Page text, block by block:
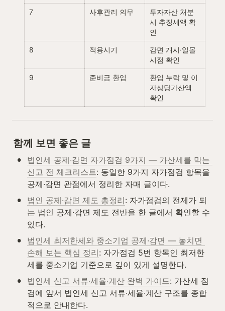
7 사후관리 의무
투자자산 처분
시 추징세액 확
인
8 적용시기
감면 개시·일몰
시점 확인
9 준비금 환입
환입 누락 및 이
자상당가산액
확인
함께 보면 좋은 글
•
법인세 공제·감면 자가점검 9가지 — 가산세를 막는
신고 전 체크리스트: 동일한 9가지 자가점검 항목을
공제·감면 관점에서 정리한 자매 글이다.
• 법인 공제·감면 제도 총정리: 자가점검의 전제가 되
는 법인 공제·감면 제도 전반을 한 글에서 확인할 수
있다.
•
법인세 최저한세와 중소기업 공제·감면 — 놓치면
손해 보는 핵심 정리: 자가점검 5번 항목인 최저한
세를 중소기업 기준으로 깊이 있게 설명한다.
• 법인세 신고 서류·세율·계산 완벽 가이드: 가산세 점
검에 앞서 법인세 신고 서류·세율·계산 구조를 종합
적으로 안내한다.